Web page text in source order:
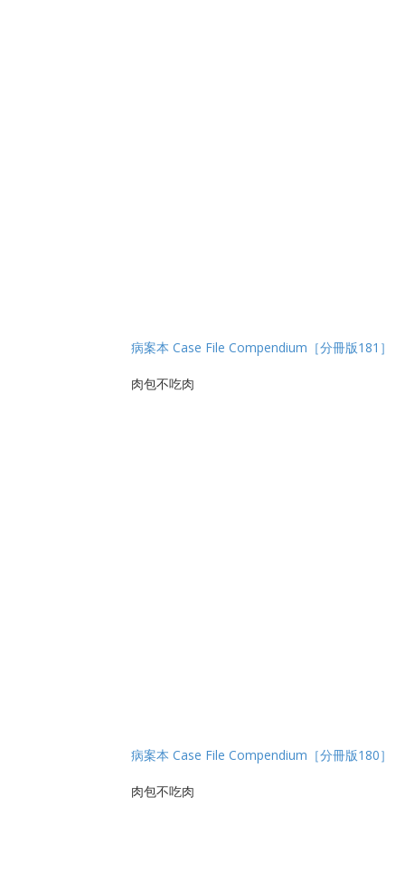
病案本 Case File Compendium［分冊版181］
肉包不吃肉
病案本 Case File Compendium［分冊版180］
肉包不吃肉